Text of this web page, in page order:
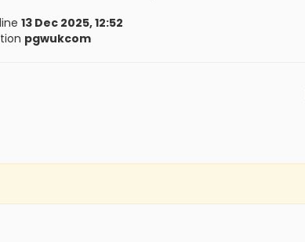
13 Dec 2025, 12:52
pgwukcom